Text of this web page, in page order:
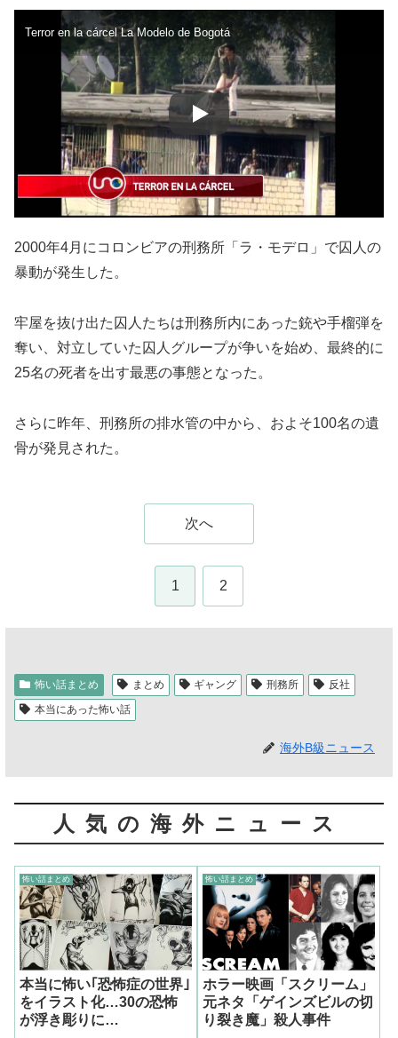
Terror en la cárcel La Modelo de Bogotá
2000年4月にコロンビアの刑務所「ラ・モデロ」で囚人の
暴動が発生した。
牢屋を抜け出た囚人たちは刑務所内にあった銃や手榴弾を
奪い、対立していた囚人グループが争いを始め、最終的に
25名の死者を出す最悪の事態となった。
さらに昨年、刑務所の排水管の中から、およそ100名の遺
骨が発見された。
次へ
1 2
怖い話まとめ まとめ ギャング 刑務所
反社
本当にあった怖い話
海外B級ニュース
人気の海外ニュース
怖い話まとめ
本当に怖い｢恐怖症の世界｣
をイラスト化…30の恐怖
が浮き彫りに…
怖い話まとめ
ホラー映画「スクリーム」
元ネタ「ゲインズビルの切
り裂き魔」殺人事件